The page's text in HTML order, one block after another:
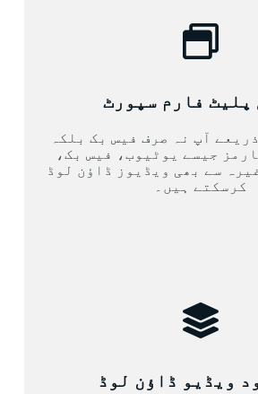
پلیٹ فارم سپورٹ
آپ نہ صرف فیس بک بلکہ
جیسے یوٹیوب، فیس بک،
سے بھی ویڈیوز ڈاؤن لوڈ
کرسکتے ہیں۔
ویڈیو ڈاؤن لوڈ